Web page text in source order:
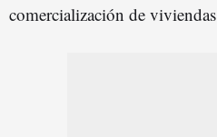
comercialización de viviendas